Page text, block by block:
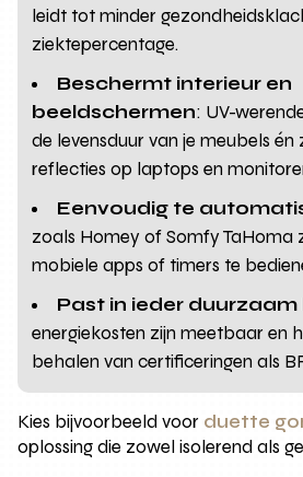
leidt tot minder
ziektepercentage.
Beschermt interieur en
beeldschermen: UV-
de levensduur van je meubels
reflecties op laptops en
Eenvoudig te
zoals Homey of Somfy TaHoma
mobiele apps of timers te
Past in ieder duurzaam
energiekosten zijn meetbaar en
behalen van certificeringen als
Kies bijvoorbeeld voor duette
oplossing die zowel isolerend als